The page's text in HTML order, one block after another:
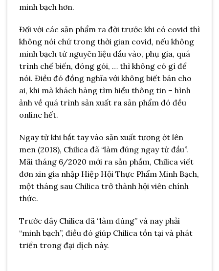
minh bạch hơn.
Đối với các sản phẩm ra đời trước khi có covid thì
không nói chứ trong thời gian covid, nếu không
minh bạch từ nguyên liệu đầu vào, phụ gia, quá
trình chế biến, đóng gói, … thì không có gì để
nói. Điều đó đồng nghĩa với không biết bán cho
ai, khi mà khách hàng tìm hiểu thông tin – hình
ảnh về quá trình sản xuất ra sản phẩm đó đều
online hết.
Ngay từ khi bắt tay vào sản xuất tương ớt lên
men (2018), Chilica đã “làm đúng ngay từ đầu”.
Mãi tháng 6/2020 mới ra sản phẩm, Chilica viết
đơn xin gia nhập Hiệp Hội Thực Phẩm Minh Bạch,
một tháng sau Chilica trở thành hội viên chính
thức.
Trước đây Chilica đã “làm đúng” và nay phải
“minh bạch”, điều đó giúp Chilica tồn tại và phát
triển trong đại dịch này.